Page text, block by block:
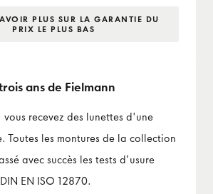
PLUS SUR LA GARANTIE DU
PRIX LE PLUS BAS
ans de Fielmann
vous recevez des lunettes d'une
Toutes les montures de la collection
avec succès les tests d’usure
EN ISO 12870.